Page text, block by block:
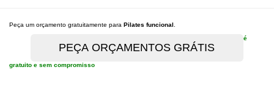
Peça um orçamento gratuitamente para Pilates funcional
é
gratuito e sem compromisso